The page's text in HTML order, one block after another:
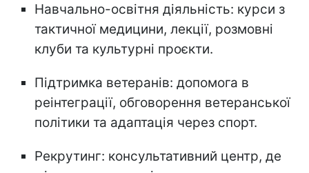
Навчально-освітня діяльність: курси з
тактичної медицини, лекції, розмовні
клуби та культурні проєкти.
Підтримка ветеранів: допомога в
реінтеграції, обговорення ветеранської
політики та адаптація через спорт.
Рекрутинг: консультативний центр, де